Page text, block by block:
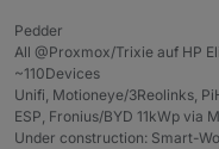
The
Pedder
All @Proxmox/Trixie auf HP
~110Devices
Unifi, Motioneye/3Reolinks,
ESP, Fronius/BYD 11kWp via
Under construction: Smart-